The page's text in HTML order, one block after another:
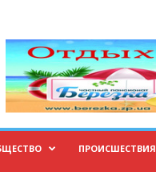
ПРОИСШЕСТВИЯ